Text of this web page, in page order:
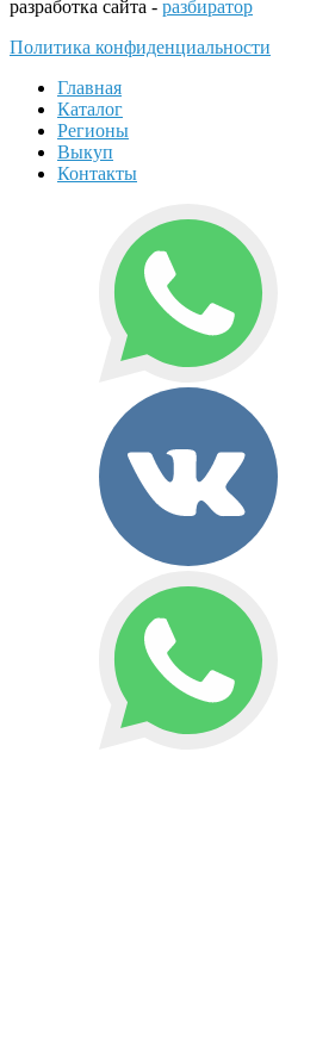
разработка сайта - разбиратор
Политика конфиденциальности
Главная
Каталог
Регионы
Выкуп
Контакты